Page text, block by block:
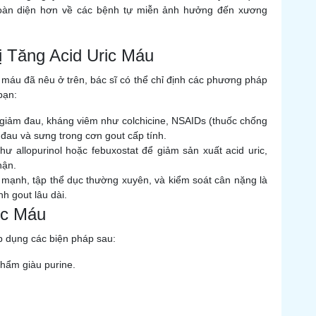
diện hơn về các bệnh tự miễn ảnh hưởng đến xương
Acid Uric Máu
đã nêu ở trên, bác sĩ có thể chỉ định các phương pháp
đau, kháng viêm như colchicine, NSAIDs (thuốc chống
và sưng trong cơn gout cấp tính.
allopurinol hoặc febuxostat để giảm sản xuất acid uric,
tập thể dục thường xuyên, và kiểm soát cân nặng là
gout lâu dài.
Máu
các biện pháp sau:
giàu purine.